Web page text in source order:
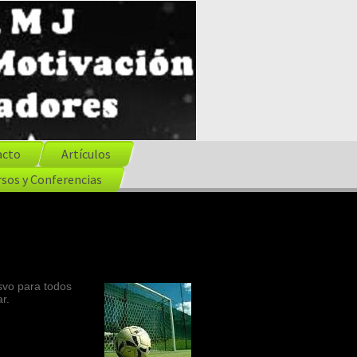
Artículos
y Conferencias
para todos